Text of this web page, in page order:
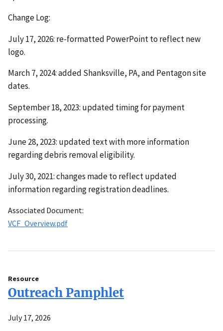
Change Log:
July 17, 2026: re-formatted PowerPoint to reflect new
logo.
March 7, 2024: added Shanksville, PA, and Pentagon site
dates.
September 18, 2023: updated timing for payment
processing.
June 28, 2023: updated text with more information
regarding debris removal eligibility.
July 30, 2021: changes made to reflect updated
information regarding registration deadlines.
Associated Document:
VCF_Overview.pdf
Resource
Outreach Pamphlet
July 17, 2026